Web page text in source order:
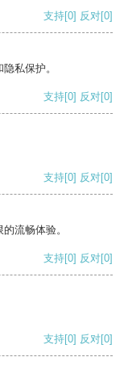
支持[0] 反对[0]
私保护。
支持[0] 反对[0]
支持[0] 反对[0]
流畅体验。
支持[0] 反对[0]
支持[0] 反对[0]